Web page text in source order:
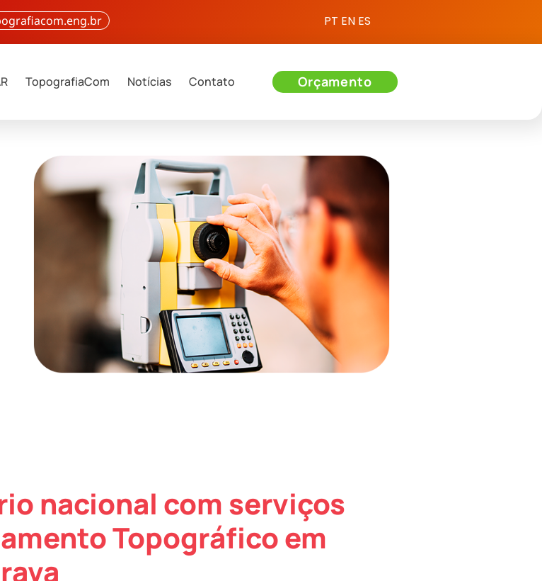
PT EN ES
TopografiaCom Notícias Contato Orçamento
nacional com serviços
Topográfico em